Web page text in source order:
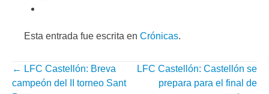
Esta entrada fue escrita en Crónicas.
NAVEGACIÓN
← LFC Castellón: Breva
campeón del II torneo Sant
LFC Castellón: Castellón se
prepara para el final de